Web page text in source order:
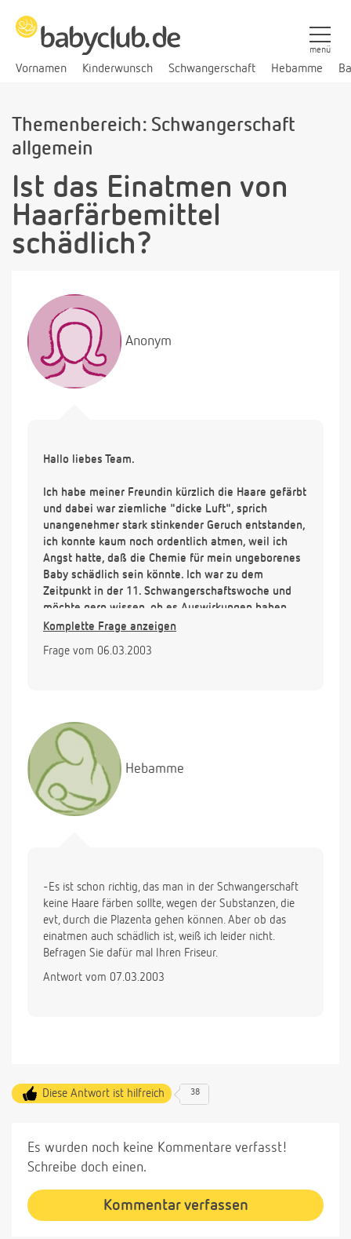
Vornamen Kinderwunsch Schwangerschaft Hebamme
menü
Themenbereich: Schwangerschaft
allgemein
Ist das Einatmen von
Haarfärbemittel
schädlich?
Anonym
Hallo liebes Team.
Ich habe meiner Freundin kürzlich die Haare gefärbt
und dabei war ziemliche "dicke Luft", sprich
unangenehmer stark stinkender Geruch entstanden,
ich konnte kaum noch ordentlich atmen, weil ich
Angst hatte, daß die Chemie für mein ungeborenes
Baby schädlich sein könnte. Ich war zu dem
Zeitpunkt in der 11. Schwangerschaftswoche und
möchte gern wissen, ob es Auswirkungen haben
könnte?! Selber verzichte ich aus diesem Grund zum
schlechtes Gewissen habe.
Komplette Frage anzeigen
Frage vom 06.03.2003
Hebamme
-Es ist schon richtig, das man in der Schwangerschaft
keine Haare färben sollte, wegen der Substanzen, die
evt, durch die Plazenta gehen können. Aber ob das
einatmen auch schädlich ist, weiß ich leider nicht.
Befragen Sie dafür mal Ihren Friseur.
Antwort vom 07.03.2003
Diese Antwort ist hilfreich 38
Es wurden noch keine Kommentare verfasst!
Schreibe doch einen.
Kommentar verfassen